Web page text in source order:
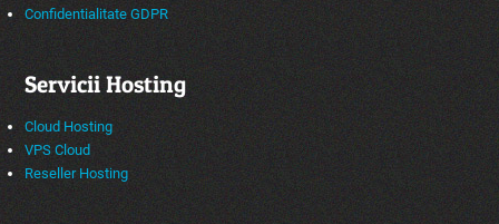
Confidentialitate GDPR
Servicii Hosting
Cloud Hosting
VPS Cloud
Reseller Hosting